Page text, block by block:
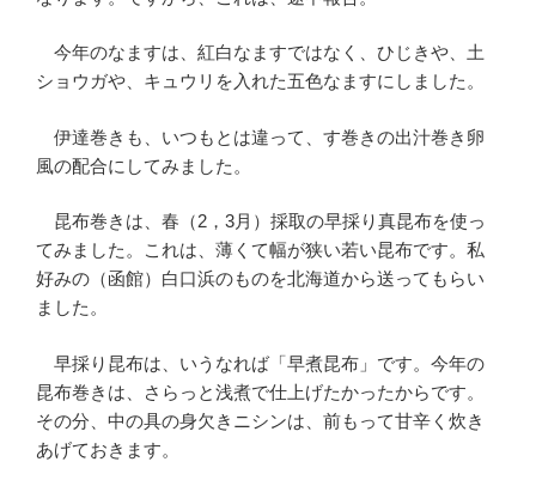
今年のなますは、紅白なますではなく、ひじきや、土
ショウガや、キュウリを入れた五色なますにしました。
伊達巻きも、いつもとは違って、す巻きの出汁巻き卵
風の配合にしてみました。
昆布巻きは、春（2，3月）採取の早採り真昆布を使っ
てみました。これは、薄くて幅が狭い若い昆布です。私
好みの（函館）白口浜のものを北海道から送ってもらい
ました。
早採り昆布は、いうなれば「早煮昆布」です。今年の
昆布巻きは、さらっと浅煮で仕上げたかったからです。
その分、中の具の身欠きニシンは、前もって甘辛く炊き
あげておきます。